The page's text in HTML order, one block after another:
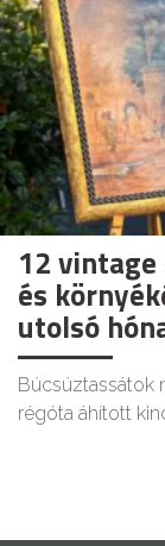
12
és
utolsó
Búcsúztassátok
régóta áhított